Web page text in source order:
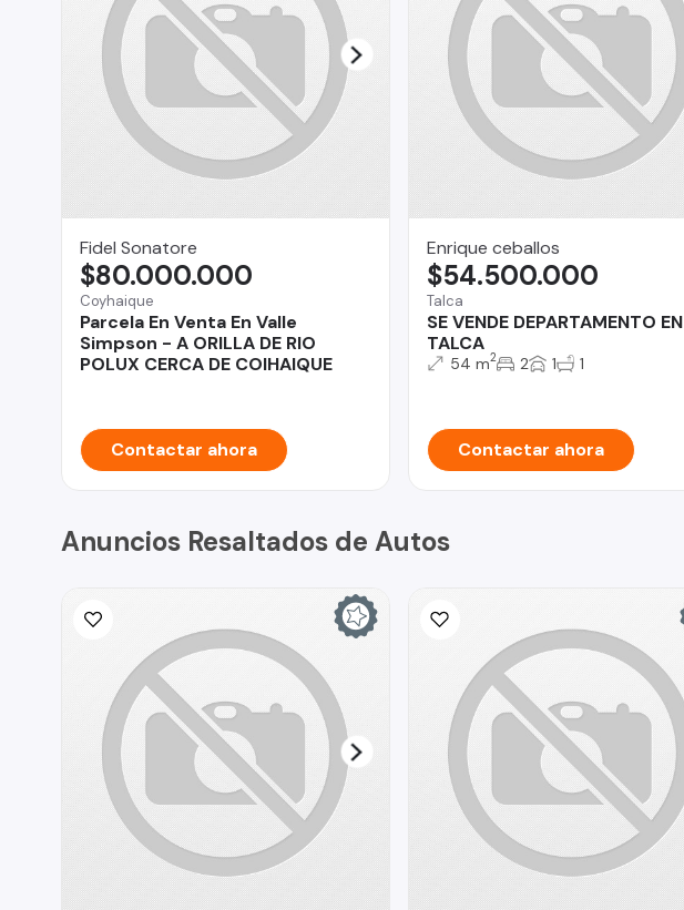
Fidel Sonatore
Coyhaique
Parcela En Venta En Valle
Simpson - A ORILLA DE RIO
POLUX CERCA DE COIHAIQUE
$80.000.000
Contactar ahora
Enrique ceballos
Talca
SE VENDE DEPARTAMENTO EN
TALCA
$54.500.000
54 m2 2 1 1
Contactar ahora
Anuncios Resaltados de Autos